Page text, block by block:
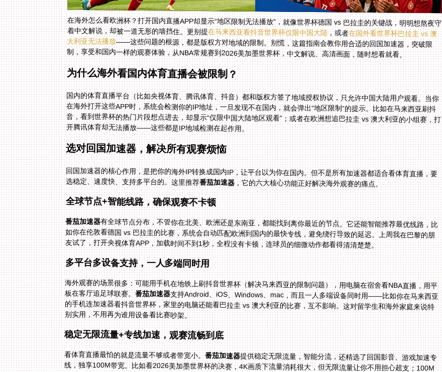
在海外怎么看欧洲杯？打开国内直播APP却显示“地区限制无法播放”，就像世界杯德国 vs 巴拉圭的关键战，明明想熬夜守
着中文解说，却被一道无形的墙挡住。更别提在马来西亚看抖音世界杯仅限中国大陆，或者在国外看世界杯巴拉圭 vs 澳
大利亚无法播放——这些问题的根源，都是版权方对地域的限制。别慌，这篇指南会教你用合适的回国加速器，突破限
制，享受和国内一样的观赛体验，从NBA常规赛到2026美加墨世界杯，中文解说、高清画面，随时想看就看。
为什么海外看国内体育直播会被限制？
国内的体育直播平台（比如央视体育、腾讯体育、抖音）都和版权方签了地域授权协议，只允许中国大陆用户观看。当你
在海外打开这些APP时，系统会检测你的IP地址，一旦发现不在国内，就会弹出“地区限制”的提示。比如在马来西亚刷抖
音，看到世界杯的热门片段想点进去，却显示“仅限中国大陆地区观看”；或者在欧洲想追巴拉圭 vs 澳大利亚的小组赛，打
开腾讯体育却无法播放——这些都是IP地域检测在起作用。
选对回国加速器，解决所有观赛烦恼
回国加速器的核心作用，是把你的海外IP转换成国内IP，让平台以为你在国内。但不是所有加速器都适合看体育直播，要
选稳定、速度快、支持多平台的。这里推荐番茄加速器，它的六大核心功能正好解决海外观赛的痛点。
全球节点+智能线路，确保观赛不卡顿
番茄加速器有全球节点分布，不管你在北美、欧洲还是东南亚，都能找到离你最近的节点。它还能智能推荐最优线路，比
如你在伦敦看德国 vs 巴拉圭的比赛，系统会自动匹配欧洲到国内的最快专线，避免绕行导致的延迟。上周我在巴黎的朋
友试了，打开央视体育APP，加载时间不到1秒，全程没有卡顿，连球员的细微动作都看得清清楚楚。
多平台多设备支持，一人多端同时用
海外观赛的场景很多：可能用手机在地铁上刷抖音世界杯（解决马来西亚的限制问题），用电脑在宿舍看NBA直播，用平
板在客厅追足球联赛。番茄加速器支持Android、iOS、Windows、mac，而且一人多端设备同时用——比如你在马来西亚
的手机连加速器看抖音世界杯，家里的电脑还能看巴拉圭 vs 澳大利亚的比赛，互不影响。这对留学生和海外家庭来说特
别实用，不用再为谁用设备看比赛吵架。
稳定无限流量+专线加速，观赛流畅到底
看体育直播最怕的就是流量不够或者带宽小。番茄加速器提供稳定无限流量，智能分流，还精选了回国影音、游戏加速专
线，独享100M带宽。比如看2026美加墨世界杯的决赛，4K画质下流量消耗很大，但无限流量让你不用担心超支；100M
专线则保证画面不会出现马赛克或者掉帧，连点球大战的紧张时刻都能完美呈现。之前有个在纽约的华人朋友，用其他加